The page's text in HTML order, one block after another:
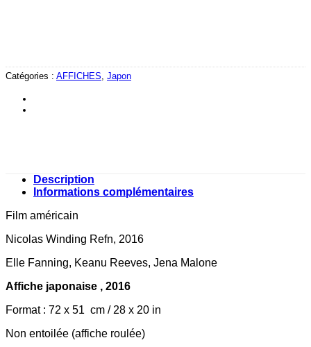
Catégories : AFFICHES Japon
Description
Informations complémentaires
Film américain
Nicolas Winding Refn, 2016
Elle Fanning, Keanu Reeves, Jena Malone
Affiche japonaise , 2016
Format : 72 x 51 cm / 28 x 20 in
Non entoilée (affiche roulée)